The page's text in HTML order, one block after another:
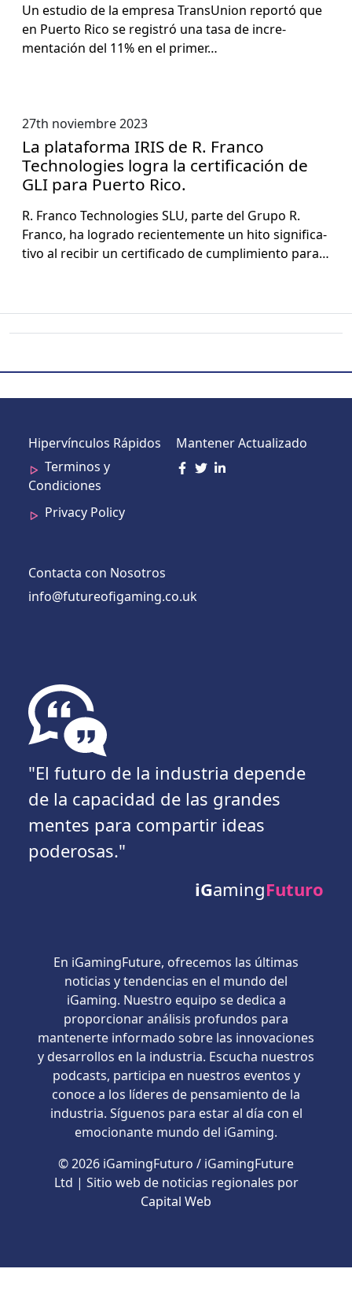
Un estu­dio de la empre­sa Tran­sUnion reportó que
en Puer­to Rico se reg­istró una tasa de incre­
mentación del 11% en el primer…
27th noviembre 2023
La plataforma IRIS de R. Franco
Technologies logra la certificación de
GLI para Puerto Rico.
R. Fran­co Tech­nolo­gies SLU, parte del Grupo R.
Fran­co, ha logra­do recien­te­mente un hito sig­ni­fica­
ti­vo al recibir un cer­ti­fi­ca­do de cumplim­ien­to para…
Hipervínculos Rápidos
Terminos y
Condiciones
Privacy Policy
Mantener Actualizado
Contacta con Nosotros
info@futureofigaming.co.uk
"El futuro de la industria depende
de la capacidad de las grandes
mentes para compartir ideas
poderosas."
iGamingFuturo
En iGamingFuture, ofrecemos las últimas
noticias y tendencias en el mundo del
iGaming. Nuestro equipo se dedica a
proporcionar análisis profundos para
mantenerte informado sobre las innovaciones
y desarrollos en la industria. Escucha nuestros
podcasts, participa en nuestros eventos y
conoce a los líderes de pensamiento de la
industria. Síguenos para estar al día con el
emocionante mundo del iGaming.
© 2026 iGamingFuturo / iGamingFuture
Ltd | Sitio web de noticias regionales por
Capital Web